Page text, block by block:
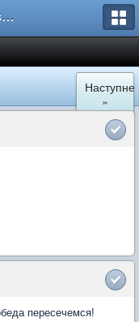
Український Автоклуб ВАЗ
Наступне
»
пересечемся!